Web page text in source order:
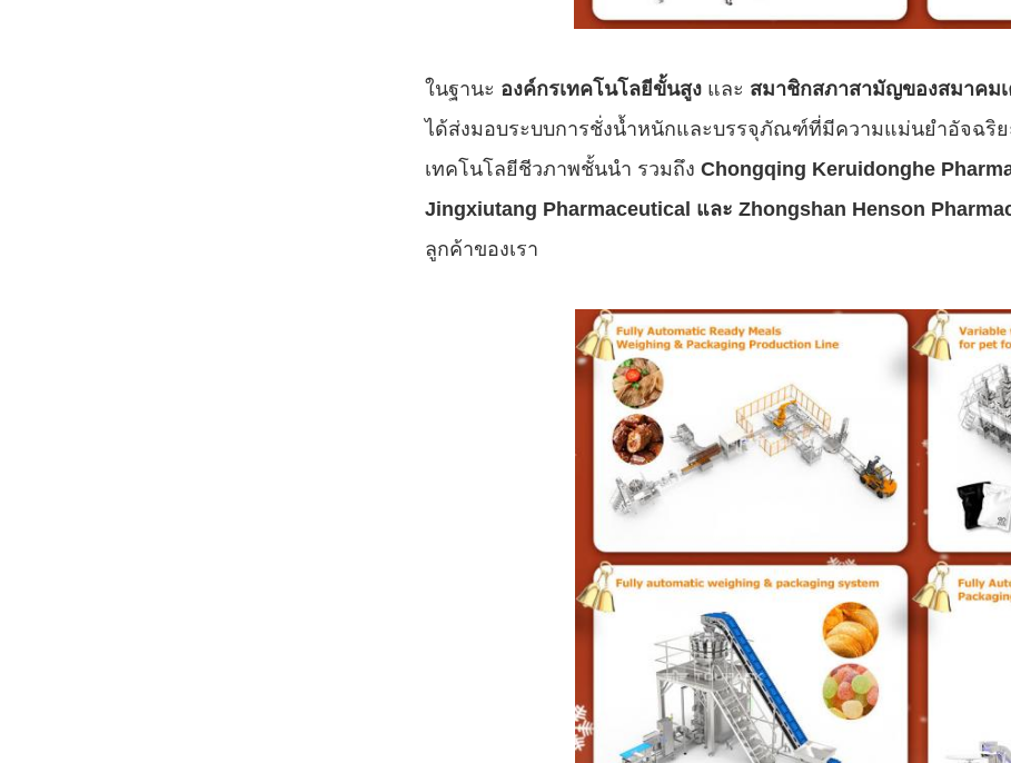
ในฐานะ องค์กรเทคโนโลยีขั้นสูง และ สมาชิกสภาสามัญของสมาคม
ได้ส่งมอบระบบการชั่งน้ำหนักและบรรจุภัณฑ์ที่มีความแม่นยำอัจฉริ
เทคโนโลยีชีวภาพชั้นนำ รวมถึง Chongqing Keruidonghe
Jingxiutang Pharmaceutical และ Zhongshan Henson
ลูกค้าของเรา